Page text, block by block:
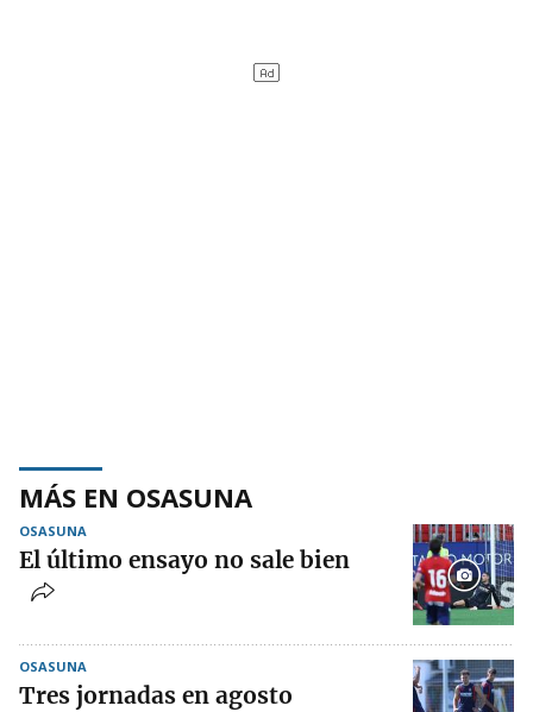
MÁS EN OSASUNA
OSASUNA
El último ensayo no sale bien
OSASUNA
Tres jornadas en agosto